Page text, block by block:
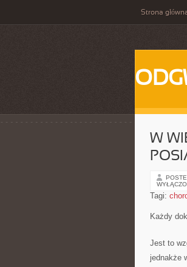
Strona
W
Tagi:
Każdy
Jest to
jednakże